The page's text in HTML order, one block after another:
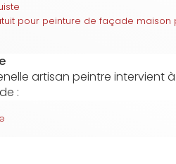
pour peinture de façade maison
artisan peintre intervient à
: